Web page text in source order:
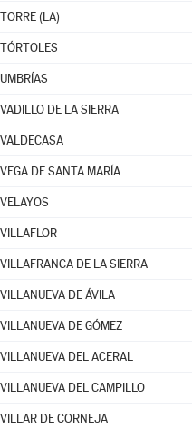
TORRE (LA)
TÓRTOLES
UMBRÍAS
VADILLO DE LA SIERRA
VALDECASA
VEGA DE SANTA MARÍA
VELAYOS
VILLAFLOR
VILLAFRANCA DE LA SIERRA
VILLANUEVA DE ÁVILA
VILLANUEVA DE GÓMEZ
VILLANUEVA DEL ACERAL
VILLANUEVA DEL CAMPILLO
VILLAR DE CORNEJA